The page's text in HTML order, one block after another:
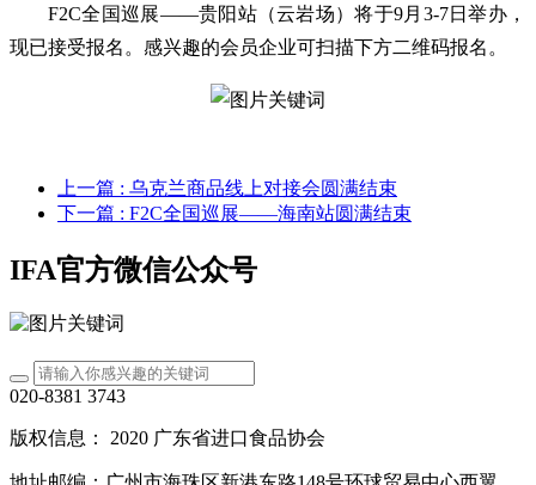
F2C全国巡展——贵阳站（云岩场）将于9月3-7日举办，
现已接受报名。感兴趣的会员企业可扫描下方二维码报名。
上一篇 : 乌克兰商品线上对接会圆满结束
下一篇 : F2C全国巡展——海南站圆满结束
IFA官方微信公众号
020-8381 3743
版权信息： 2020 广东省进口食品协会